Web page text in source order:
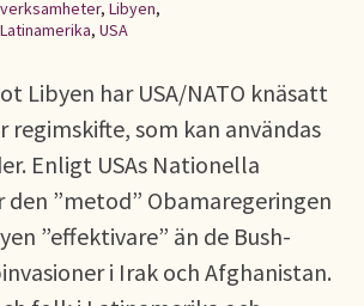
verksamheter, Libyen,
Latinamerika, USA
Libyen har USA/NATO knäsatt
regimskifte, som kan användas
Enligt USAs Nationella
den ”metod” Obamaregeringen
”effektivare” än de Bush-
i Irak och Afghanistan.